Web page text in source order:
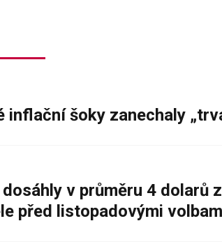
inflační šoky zanechaly
dosáhly v průměru 4
před listopadovými